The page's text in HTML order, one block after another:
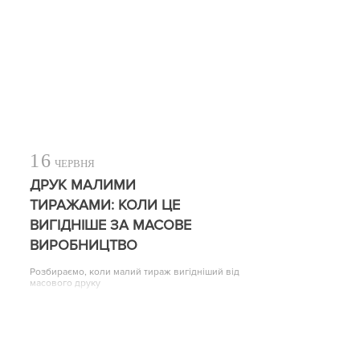
16 ЧЕРВНЯ
ДРУК МАЛИМИ
ТИРАЖАМИ: КОЛИ ЦЕ
ВИГІДНІШЕ ЗА МАСОВЕ
ВИРОБНИЦТВО
Розбираємо, коли малий тираж вигідніший від
масового друку